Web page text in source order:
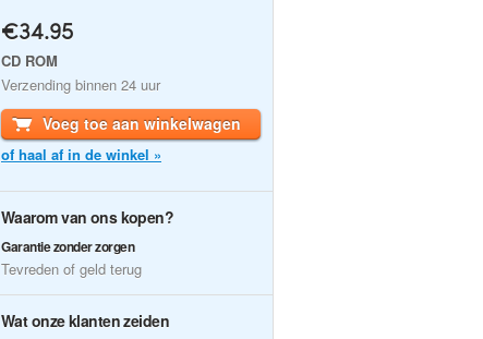
€34.95
CD ROM
Verzending binnen 24 uur
Voeg toe aan winkelwagen
of haal af in de winkel »
Waarom van ons kopen?
Garantie zonder zorgen
Tevreden of geld terug
Wat onze klanten zeiden